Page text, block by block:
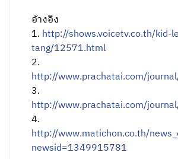
อ้างอิง
1. http://shows.voicetv.co.th/kid-
tang/12571.html
2.
http://www.prachatai.com/
3.
http://www.prachatai.com/
4.
http://www.matichon.co.th/
newsid=1349915781